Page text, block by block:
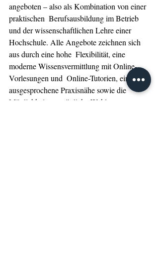
angeboten – also als Kombination von einer
praktischen  Berufsausbildung im Betrieb
und der wissenschaftlichen Lehre einer
Hochschule. Alle Angebote zeichnen sich
aus durch eine hohe  Flexibilität, eine
moderne Wissensvermittlung mit Online-
Vorlesungen und  Online-Tutorien, eine
ausgesprochene Praxisnähe sowie die
Möglichkeit,  persönliche Wahl-